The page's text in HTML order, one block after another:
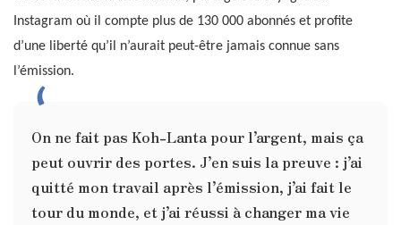
Instagram où il compte plus de 130 000 abonnés et profite
d’une liberté qu’il n’aurait peut-être jamais connue sans
l’émission.
On ne fait pas Koh-Lanta pour l’argent, mais ça
peut ouvrir des portes. J’en suis la preuve : j’ai
quitté mon travail après l’émission, j’ai fait le
tour du monde, et j’ai réussi à changer ma vie